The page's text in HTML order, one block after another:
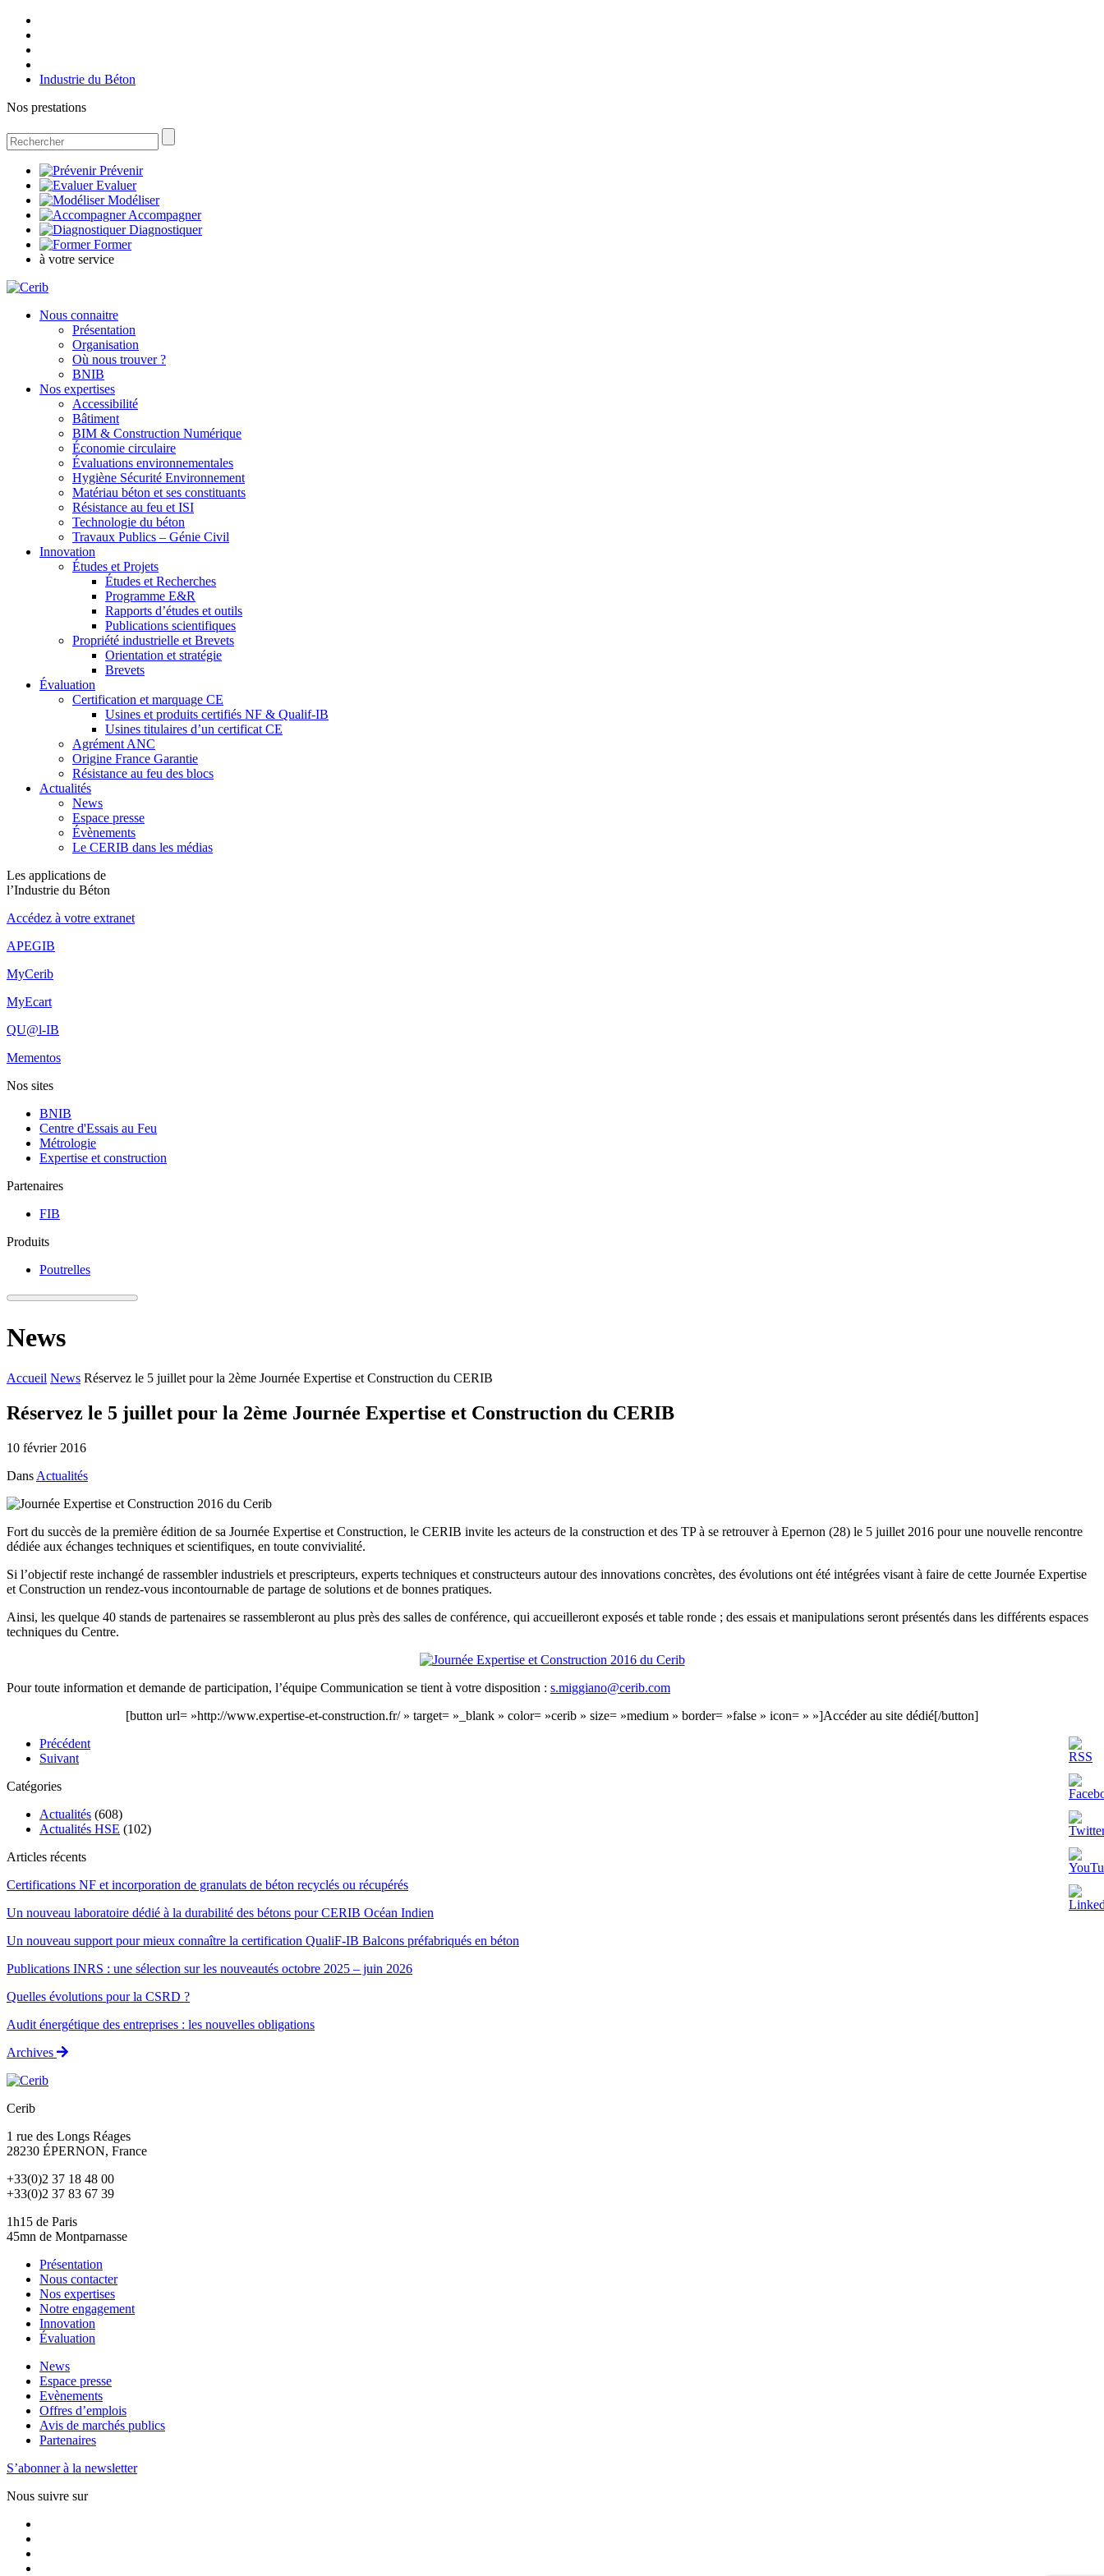
Industrie du Béton
Nos prestations
Prévenir
Evaluer
Modéliser
Accompagner
Diagnostiquer
Former
à votre service
Nous connaitre
Présentation
Organisation
Où nous trouver ?
BNIB
Nos expertises
Accessibilité
Bâtiment
BIM & Construction Numérique
Économie circulaire
Évaluations environnementales
Hygiène Sécurité Environnement
Matériau béton et ses constituants
Résistance au feu et ISI
Technologie du béton
Travaux Publics – Génie Civil
Innovation
Études et Projets
Études et Recherches
Programme E&R
Rapports d’études et outils
Publications scientifiques
Propriété industrielle et Brevets
Orientation et stratégie
Brevets
Évaluation
Certification et marquage CE
Usines et produits certifiés NF & Qualif-IB
Usines titulaires d’un certificat CE
Agrément ANC
Origine France Garantie
Résistance au feu des blocs
Actualités
News
Espace presse
Évènements
Le CERIB dans les médias
Les applications de
l’Industrie du Béton
Accédez à votre extranet
APEGIB
MyCerib
MyEcart
QU@l-IB
Mementos
Nos sites
BNIB
Centre d'Essais au Feu
Métrologie
Expertise et construction
Partenaires
FIB
Produits
Poutrelles
News
Accueil News Réservez le 5 juillet pour la 2ème Journée Expertise et Construction du CERIB
Réservez le 5 juillet pour la 2ème Journée Expertise et Construction du CERIB
10 février 2016
Dans Actualités
Fort du succès de la première édition de sa Journée Expertise et Construction, le CERIB invite les acteurs de la construction et des TP à se retrouver à Epernon (28) le 5 juillet 2016 pour une nouvelle rencontre
dédiée aux échanges techniques et scientifiques, en toute convivialité.
Si l’objectif reste inchangé de rassembler industriels et prescripteurs, experts techniques et constructeurs autour des innovations concrètes, des évolutions ont été intégrées visant à faire de cette Journée Expertise
et Construction un rendez-vous incontournable de partage de solutions et de bonnes pratiques.
Ainsi, les quelque 40 stands de partenaires se rassembleront au plus près des salles de conférence, qui accueilleront exposés et table ronde ; des essais et manipulations seront présentés dans les différents espaces
techniques du Centre.
Pour toute information et demande de participation, l’équipe Communication se tient à votre disposition : s.miggiano@cerib.com
[button url= »http://www.expertise-et-construction.fr/ » target= »_blank » color= »cerib » size= »medium » border= »false » icon= » »]Accéder au site dédié[/button]
Précédent
Suivant
Catégories
Actualités (608)
Actualités HSE (102)
Articles récents
Certifications NF et incorporation de granulats de béton recyclés ou récupérés
Un nouveau laboratoire dédié à la durabilité des bétons pour CERIB Océan Indien
Un nouveau support pour mieux connaître la certification QualiF-IB Balcons préfabriqués en béton
Publications INRS : une sélection sur les nouveautés octobre 2025 – juin 2026
Quelles évolutions pour la CSRD ?
Audit énergétique des entreprises : les nouvelles obligations
Archives
Cerib
1 rue des Longs Réages
28230 ÉPERNON, France
+33(0)2 37 18 48 00
+33(0)2 37 83 67 39
1h15 de Paris
45mn de Montparnasse
Présentation
Nous contacter
Nos expertises
Notre engagement
Innovation
Évaluation
News
Espace presse
Evènements
Offres d’emplois
Avis de marchés publics
Partenaires
S’abonner à la newsletter
Nous suivre sur